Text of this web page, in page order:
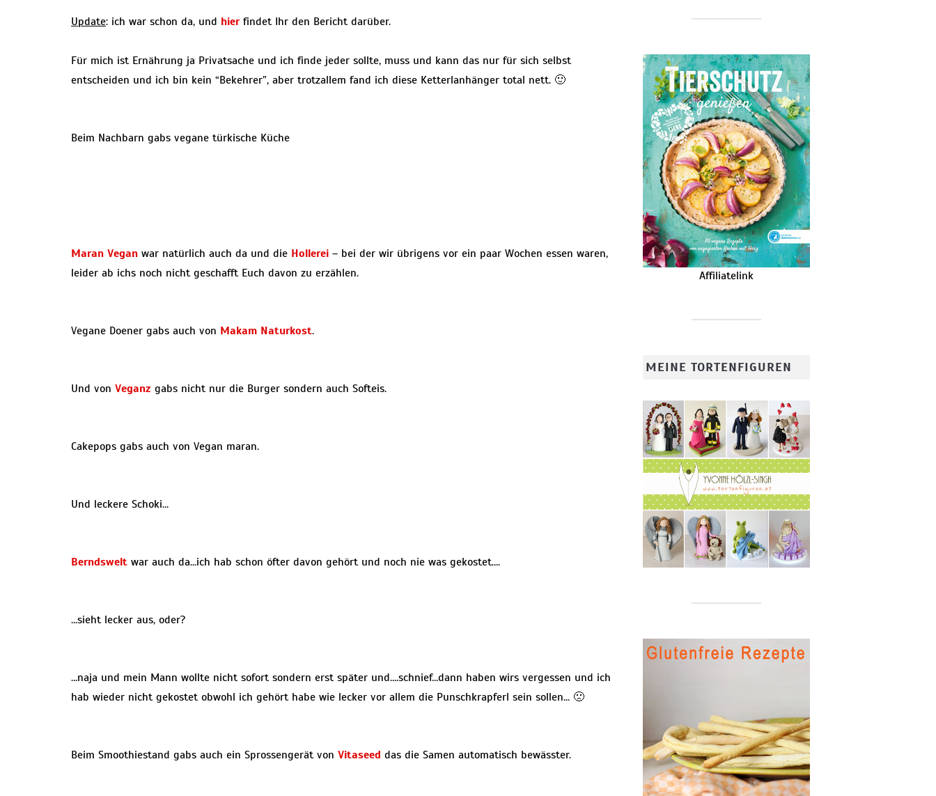
Update: ich war schon da, und hier findet Ihr den Bericht darüber.
Für mich ist Ernährung ja Privatsache und ich finde jeder sollte, muss und kann das nur für sich selbst
entscheiden und ich bin kein “Bekehrer”, aber trotzallem fand ich diese Ketterlanhänger total nett. 🙂
Beim Nachbarn gabs vegane türkische Küche
Maran Vegan war natürlich auch da und die Hollerei – bei der wir übrigens vor ein paar Wochen essen waren,
leider ab ichs noch nicht geschafft Euch davon zu erzählen.
Vegane Doener gabs auch von Makam Naturkost.
Und von Veganz gabs nicht nur die Burger sondern auch Softeis.
Cakepops gabs auch von Vegan maran.
Und leckere Schoki…
Berndswelt war auch da…ich hab schon öfter davon gehört und noch nie was gekostet….
…sieht lecker aus, oder?
…naja und mein Mann wollte nicht sofort sondern erst später und….schnief…dann haben wirs vergessen und ich
hab wieder nicht gekostet obwohl ich gehört habe wie lecker vor allem die Punschkrapferl sein sollen… 🙁
Beim Smoothiestand gabs auch ein Sprossengerät von Vitaseed das die Samen automatisch bewässter.
Affiliatelink
MEINE TORTENFIGUREN